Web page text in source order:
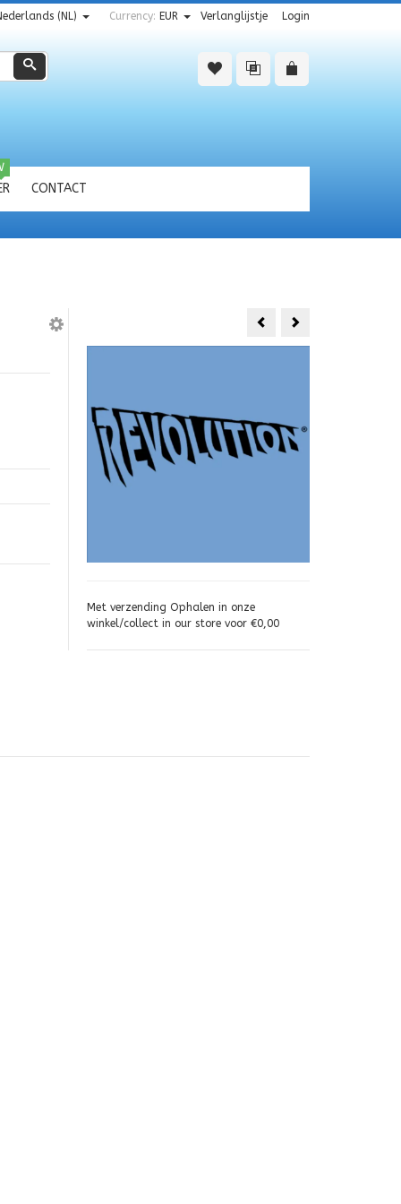
Verlanglijstje Login
Currency: EUR
(NL)
Zoeken
CONTACT
REVOLUTION
SLE
Exel
hol
Met verzending Ophalen in onze
winkel/collect in our store voor €0,00